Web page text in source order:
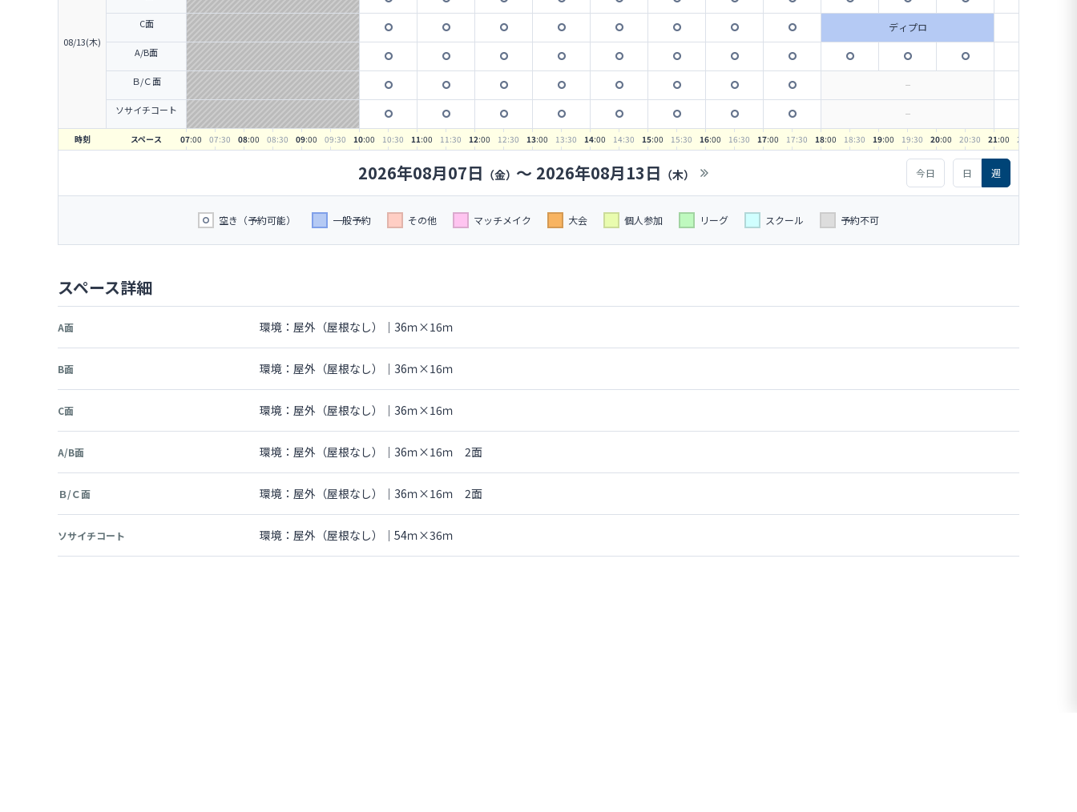
08/13(木)
C面 ディプロ
A/B面
Ｂ/Ｃ面
ソサイチコート
時刻 スペース 07:00 07:30 08:00 08:30 09:00 09:30 10:00 10:30 11:00 11:30 12:00 12:30 13:00 13:30 14:00 14:30 15:00 15:30 16:00 16:30 17:00 17:30 18:00 18:30 19:00 19:30 20:00 20:30 21:00 21
2026年08月07日 （金） 〜 2026年08月13日 （木） 今日 日 週
空き（予約可能） 一般予約 その他 マッチメイク 大会 個人参加 リーグ スクール 予約不可
スペース詳細
A面 環境：屋外（屋根なし）｜36ｍ×16ｍ
B面 環境：屋外（屋根なし）｜36ｍ×16ｍ
C面 環境：屋外（屋根なし）｜36ｍ×16ｍ
A/B面 環境：屋外（屋根なし）｜36ｍ×16ｍ 2面
Ｂ/Ｃ面 環境：屋外（屋根なし）｜36ｍ×16ｍ 2面
ソサイチコート 環境：屋外（屋根なし）｜54ｍ×36ｍ